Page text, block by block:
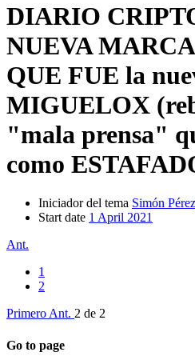
DIARIO
NUEVA
QUE FUE la
MIGUELOX
"mala prensa"
como
Iniciador del tema Simón Pérez
Start date 1 April 2021
Ant.
1
2
Primero Ant. 2 de 2
Go to page